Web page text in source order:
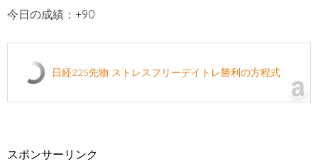
今日の成績：+90
日経225先物 ストレスフリーデイトレ勝利の方程式
スポンサーリンク